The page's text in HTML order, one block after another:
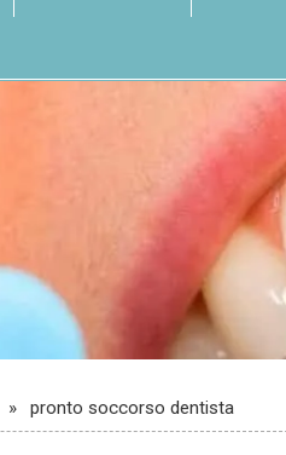
pronto soccorso dentista